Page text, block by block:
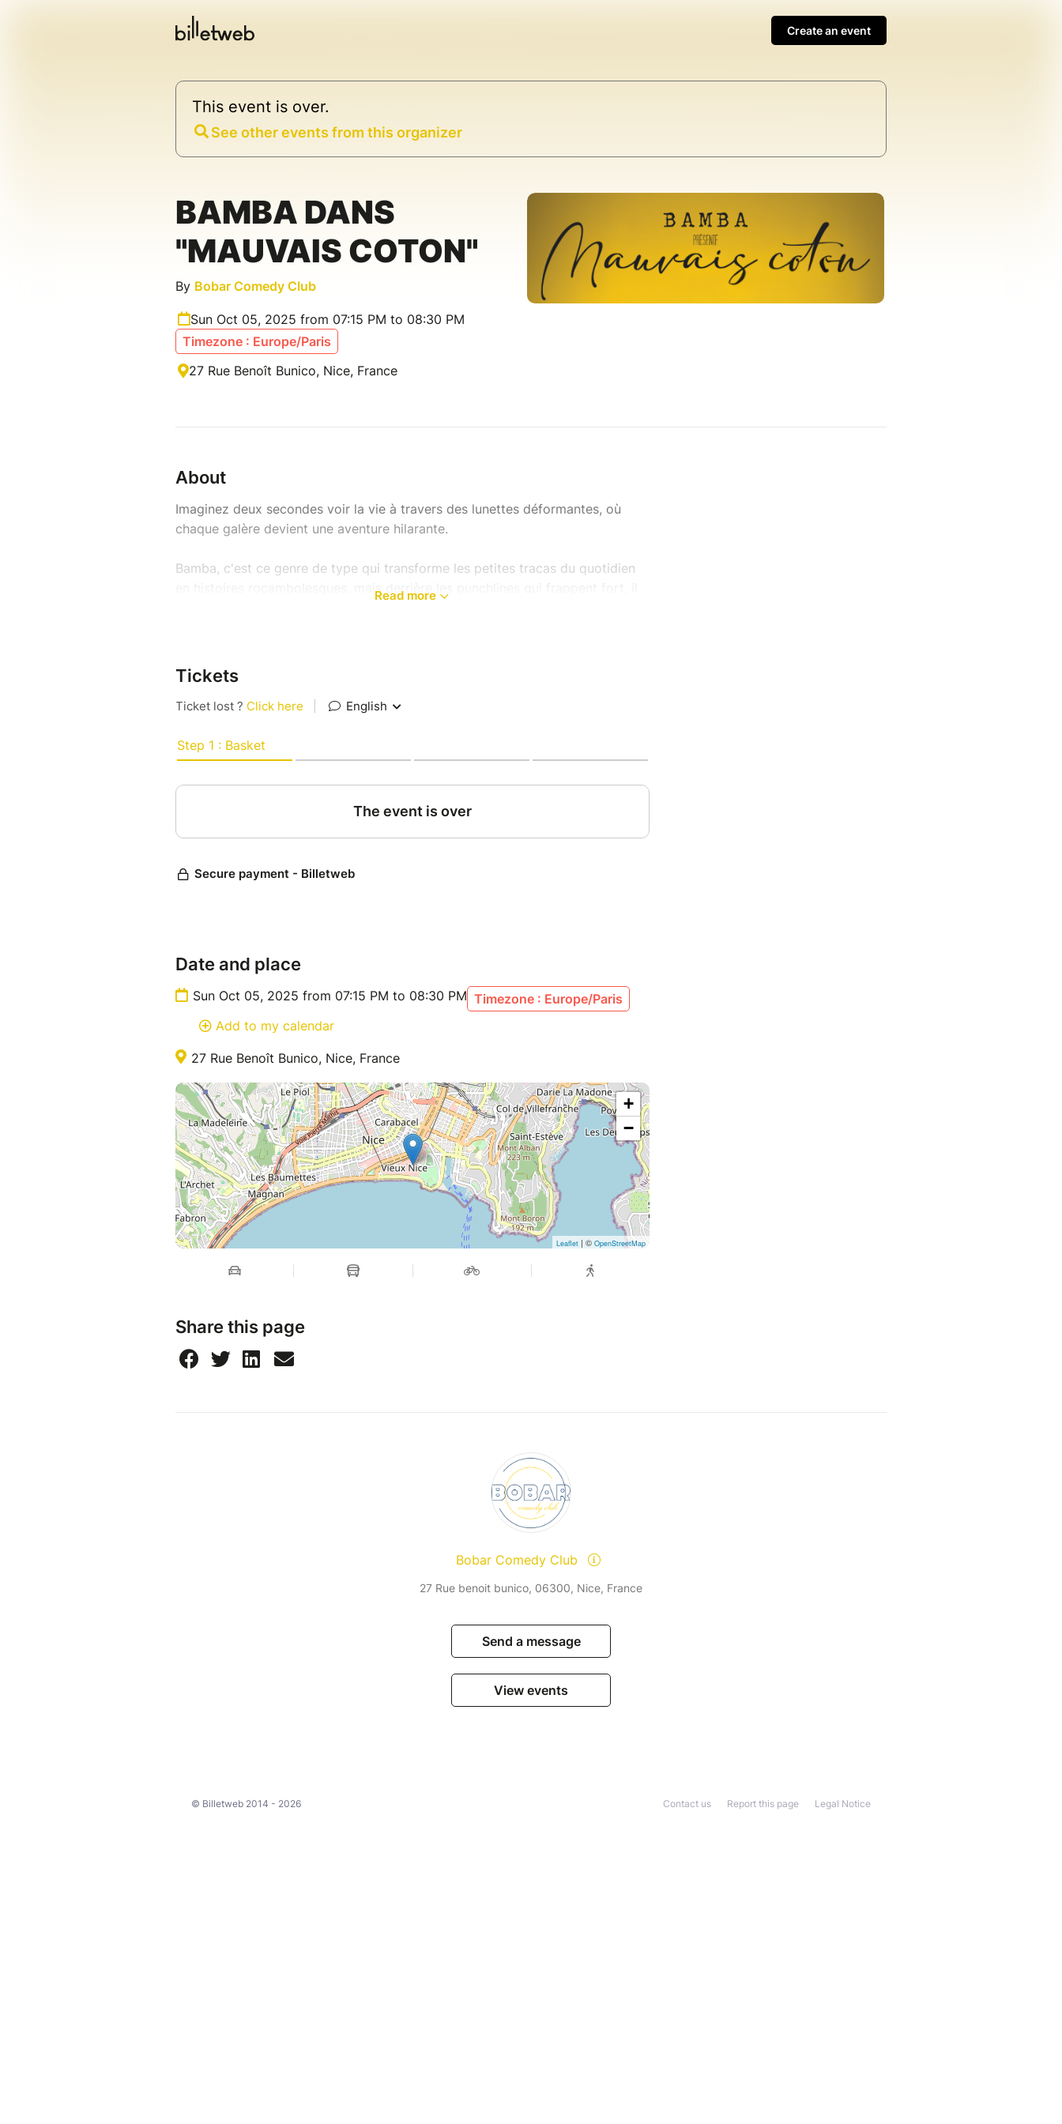
Create an event
This event is over.
See other events from this organizer
BAMBA DANS
"MAUVAIS COTON"
By Bobar Comedy Club
Sun Oct 05, 2025 from 07:15 PM to 08:30 PM
Timezone : Europe/Paris
27 Rue Benoît Bunico, Nice, France
About
Imaginez deux secondes voir la vie à travers des lunettes déformantes, où
chaque galère devient une aventure hilarante.
Bamba, c'est ce genre de type qui transforme les petites tracas du quotidien
en histoires rocambolesques, mais derrière les punchlines qui frappent fort, il
attentes sociales s'emmêlent ?
Avec une énergie désarmante, une autodérision contagieuse et un regard
sociales foireuses, de féminisme, d'engagement, et de toutes ces
contradictions qu'on vit sans jamais oser en rire.
Une soirée où l'ordinaire devient extraordinaire, où chaque éclat de rire est
Read more
Tickets
Date and place
Sun Oct 05, 2025 from 07:15 PM to 08:30 PM Timezone : Europe/Paris
Add to my calendar
27 Rue Benoît Bunico, Nice, France
+
−
Leaflet | © OpenStreetMap
Share this page
Bobar Comedy Club
27 Rue benoit bunico, 06300, Nice, France
Send a message
View events
© Billetweb 2014 - 2026 Legal Notice
Report this page
Contact us